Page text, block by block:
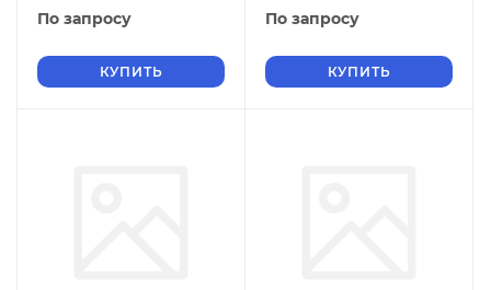
МНЖМц30-1-1 ГОСТ 492-
По запросу
КУПИТЬ
МНЖМц30-1-1 ГОСТ 492-
По запросу
КУПИТЬ